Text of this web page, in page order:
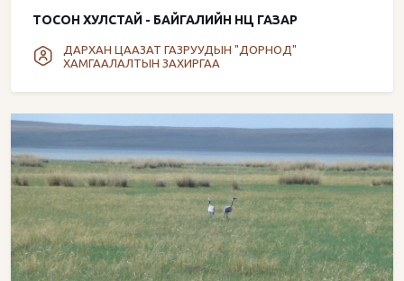
ТОСОН ХУЛСТАЙ - БАЙГАЛИЙН НӨӨЦ ГАЗАР
ДАРХАН ЦААЗАТ ГАЗРУУДЫН "ДОРНОД"
ХАМГААЛАЛТЫН ЗАХИРГАА